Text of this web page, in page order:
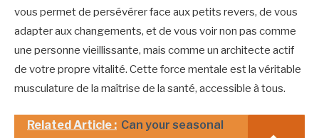
vous permet de persévérer face aux petits revers, de vous
adapter aux changements, et de vous voir non pas comme
une personne vieillissante, mais comme un architecte actif
de votre propre vitalité. Cette force mentale est la véritable
musculature de la maîtrise de la santé, accessible à tous.
Related Article : Can your seasonal